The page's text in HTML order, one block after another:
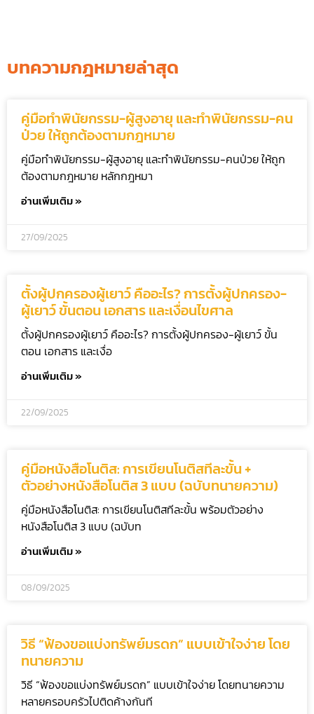
บทความกฎหมายล่าสุด
คู่มือทำพินัยกรรม-ผู้สูงอายุ และทำพินัยกรรม-คน
ป่วย ให้ถูกต้องตามกฎหมาย
คู่มือทำพินัยกรรม-ผู้สูงอายุ และทำพินัยกรรม-คนป่วย ให้ถูก
ต้องตามกฎหมาย หลักกฎหมา
อ่านเพิ่มเติม »
27/09/2025
ตั้งผู้ปกครองผู้เยาว์ คืออะไร? การตั้งผู้ปกครอง-
ผู้เยาว์ ขั้นตอน เอกสาร และเงื่อนไขศาล
ตั้งผู้ปกครองผู้เยาว์ คืออะไร? การตั้งผู้ปกครอง-ผู้เยาว์ ขั้น
ตอน เอกสาร และเงื่อ
อ่านเพิ่มเติม »
22/09/2025
คู่มือหนังสือโนติส: การเขียนโนติสทีละขั้น +
ตัวอย่างหนังสือโนติส 3 แบบ (ฉบับทนายความ)
คู่มือหนังสือโนติส: การเขียนโนติสทีละขั้น พร้อมตัวอย่าง
หนังสือโนติส 3 แบบ (ฉบับท
อ่านเพิ่มเติม »
08/09/2025
วิธี “ฟ้องขอแบ่งทรัพย์มรดก” แบบเข้าใจง่าย โดย
ทนายความ
วิธี “ฟ้องขอแบ่งทรัพย์มรดก” แบบเข้าใจง่าย โดยทนายความ
หลายครอบครัวไปติดค้างกันที